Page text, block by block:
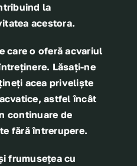
la
acestora.
care o oferă acvariul
Lăsați-ne
acea priveliște
astfel încât
continuare de
fără întrerupere.
frumusețea cu